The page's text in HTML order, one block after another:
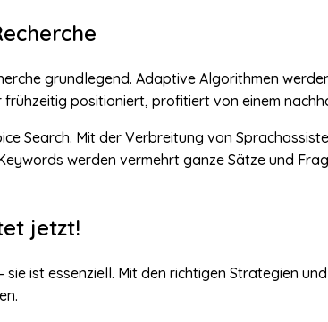
grundlegend. Adaptive Algorithmen
frühzeitig positioniert, profitiert von einem
Search. Mit der Verbreitung von
werden vermehrt ganze Sätze und
jetzt!
ist essenziell. Mit den richtigen Strategien